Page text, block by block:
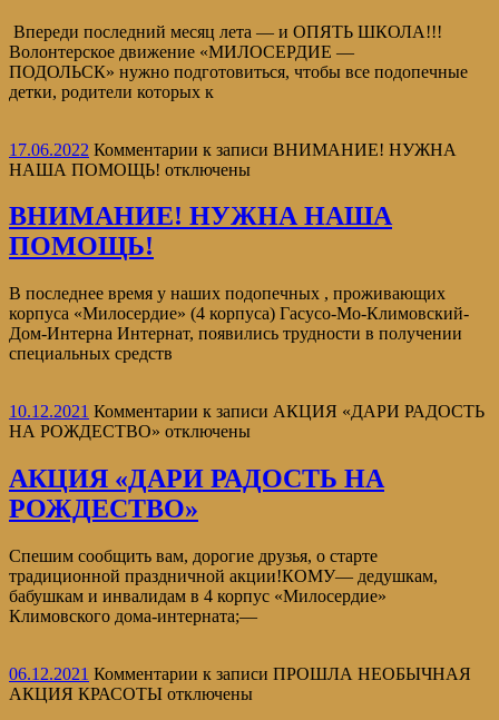
Впереди последний месяц лета — и ОПЯТЬ ШКОЛА!!!
Волонтерское движение «МИЛОСЕРДИЕ —
ПОДОЛЬСК» нужно подготовиться, чтобы все подопечные
детки, родители которых к
17.06.2022 Комментарии к записи ВНИМАНИЕ! НУЖНА
НАША ПОМОЩЬ! отключены
ВНИМАНИЕ! НУЖНА НАША
ПОМОЩЬ!
В последнее время у наших подопечных , проживающих
корпуса «Милосердие» (4 корпуса) Гасусо-Мо-Климовский-
Дом-Интерна Интернат, появились трудности в получении
специальных средств
10.12.2021 Комментарии к записи АКЦИЯ «ДАРИ РАДОСТЬ
НА РОЖДЕСТВО» отключены
АКЦИЯ «ДАРИ РАДОСТЬ НА
РОЖДЕСТВО»
Спешим сообщить вам, дорогие друзья, о старте
традиционной праздничной акции!КОМУ— дедушкам,
бабушкам и инвалидам в 4 корпус «Милосердие»
Климовского дома-интерната;—
06.12.2021 Комментарии к записи ПРОШЛА НЕОБЫЧНАЯ
АКЦИЯ КРАСОТЫ отключены